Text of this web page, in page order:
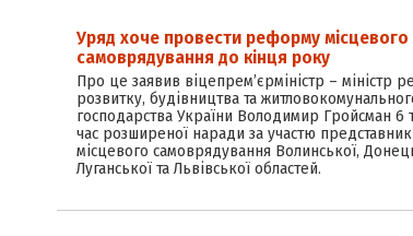
Уряд хоче провести реформу місцевого
самоврядування до кінця року
Про це заявив віце­прем’єр­міністр – міністр
розвитку, будівництва та
господарства України Володимир Гройсман 6
час розширеної наради за участю
місцевого самоврядування Волинської,
Луганської та Львівської областей.